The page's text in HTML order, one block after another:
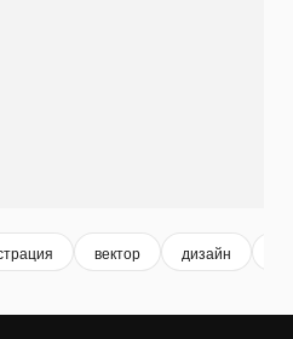
вектор дизайн